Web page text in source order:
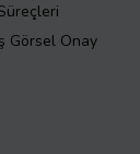
Görsel Onay